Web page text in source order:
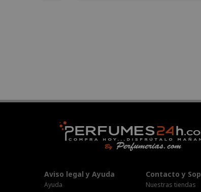
Aviso legal y Ayuda
Ayuda
Contacto y
Nuestras tiendas